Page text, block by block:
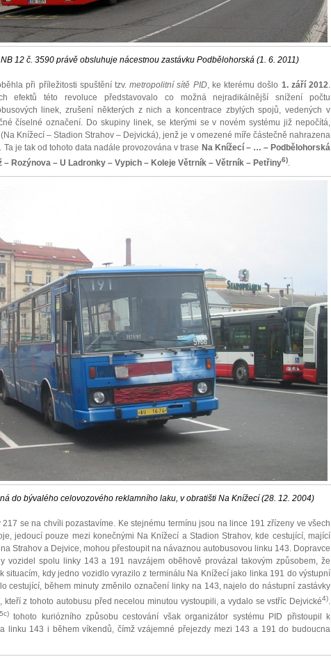
12 č. 3590 právě obsluhuje nácestnou zastávku Podbělohorská (1. 6. 2011)
při příležitosti spuštění tzv.metropolitní sítě PID, ke kterému došlo 1. září 2012.
efektů této revoluce představovalo co možná nejradikálnější snížení počtu
linek, zrušení některých z nich a koncentrace zbylých spojů, vedených v
číselné označení. Do skupiny linek, se kterými se v novém systému již nepočítá,
Knížecí – Stadion Strahov – Dejvická), jenž je v omezené míře částečně nahrazena
je tak od tohoto data nadále provozována v trase Na Knížecí – … – Podbělohorská
– Rozýnova – U Ladronky – Vypich – Koleje Větrník – Větrník – Petřiny6).
do bývalého celovozového reklamního laku, v obratišti Na Knížecí (28. 12. 2004)
se na chvíli pozastavíme. Ke stejnému termínu jsou na lince 191 zřízeny ve všech
jedoucí pouze mezi konečnými Na Knížecí a Stadion Strahov, kde cestující, mající
Strahov a Dejvice, mohou přestoupit na návaznou autobusovou linku 143. Dopravce
vozidel spolu linky 143 a 191 navzájem oběhově provázal takovým způsobem, že
situacím, kdy jedno vozidlo vyrazilo z terminálu Na Knížecí jako linka 191 do výstupní
cestující, během minuty změnilo označení linky na 143, najelo do nástupní zastávky
kteří z tohoto autobusu před necelou minutou vystoupili, a vydalo se vstříc Dejvické4).
tohoto kuriózního způsobu cestování však organizátor systému PID přistoupil k
linku 143 i během víkendů, čímž vzájemné přejezdy mezi 143 a 191 do budoucna